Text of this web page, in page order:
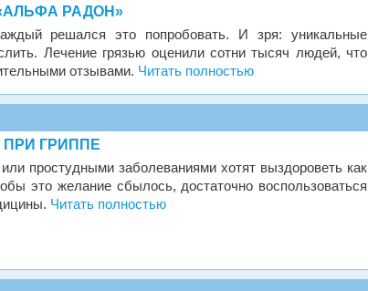
РАДОН»
решался это попробовать. И зря: уникальные
Лечение грязью оценили сотни тысяч людей, что
отзывами. Читать полностью
ГРИППЕ
простудными заболеваниями хотят выздороветь как
это желание сбылось, достаточно воспользоваться
Читать полностью